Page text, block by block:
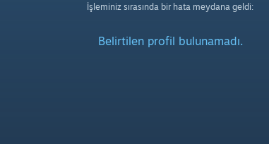
İşleminiz sırasında bir hata meydana geldi:
Belirtilen profil bulunamadı.